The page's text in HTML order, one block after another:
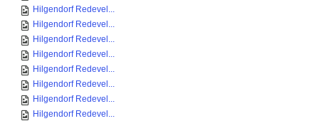
Hilgendorf Redevel...
Hilgendorf Redevel...
Hilgendorf Redevel...
Hilgendorf Redevel...
Hilgendorf Redevel...
Hilgendorf Redevel...
Hilgendorf Redevel...
Hilgendorf Redevel...